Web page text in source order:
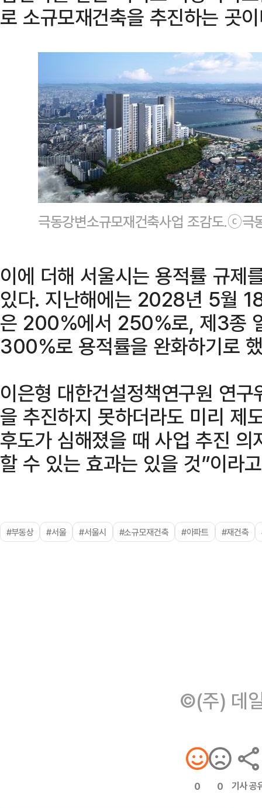
로 소규모재건축을 추진하는 곳
극동강변소규모재건축사업 조감도.ⓒ극
이에 더해 서울시는 용적률 규제
있다. 지난해에는 2028년 5월
은 200%에서 250%로, 제3종
300%로 용적률을 완화하기로
이은형 대한건설정책연구원 연
을 추진하지 못하더라도 미리 제
후도가 심해졌을 때 사업 추진
할 수 있는 효과는 있을 것”이라
#부동상 #서울 #서울시 #소규모재건축 #아파트 #재건축
©(주) 데
0 0 기사 공